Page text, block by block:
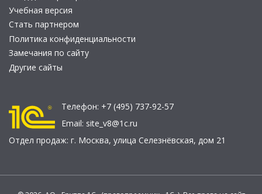
Учебная версия
Стать партнером
Политика конфиденциальности
Замечания по сайту
Другие сайты
Телефон: +7 (495) 737-92-57
Email: site_v8@1c.ru
Отдел продаж: г. Москва, улица Селезнёвская, дом 21